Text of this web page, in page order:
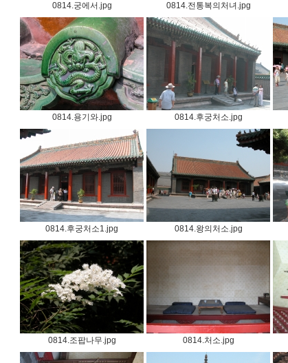
0814.궁에서.jpg 0814.전통복의처녀.jpg
0814.용기와.jpg 0814.후궁처소.jpg
0814.후궁처소1.jpg 0814.왕의처소.jpg
0814.조팝나무.jpg 0814.처소.jpg